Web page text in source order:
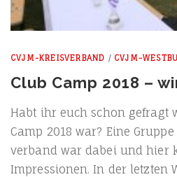
CVJM-KREISVERBAND / CVJM-
Club Camp 2018 –
Habt ihr euch schon gefragt
Camp 2018 war? Eine
ver­band war dabei und hier
Impres­sio­nen. In der letz­ten